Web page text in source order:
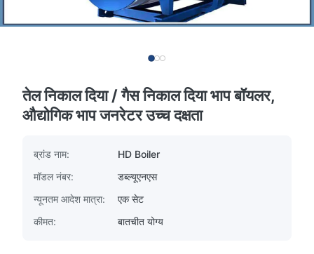
तेल निकाल दिया / गैस निकाल दिया भाप बॉयलर,
औद्योगिक भाप जनरेटर उच्च दक्षता
ब्रांड नाम:
HD Boiler
मॉडल नंबर:
डब्ल्यूएनएस
न्यूनतम आदेश मात्रा:
एक सेट
कीमत:
बातचीत योग्य